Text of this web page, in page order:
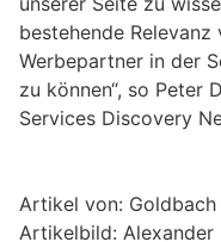
bestehende
Werbepartner in der
zu können“, so Peter
Services Discovery
Artikel von:
Artikelbild: Alexander